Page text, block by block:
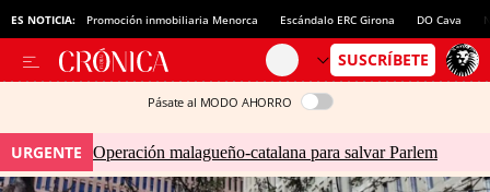
ES NOTICIA: Promoción inmobiliaria Menorca Escándalo ERC Girona DO Cava
Pásate al MODO AHORRO
URGENTE Operación malagueño-catalana para salvar Parlem